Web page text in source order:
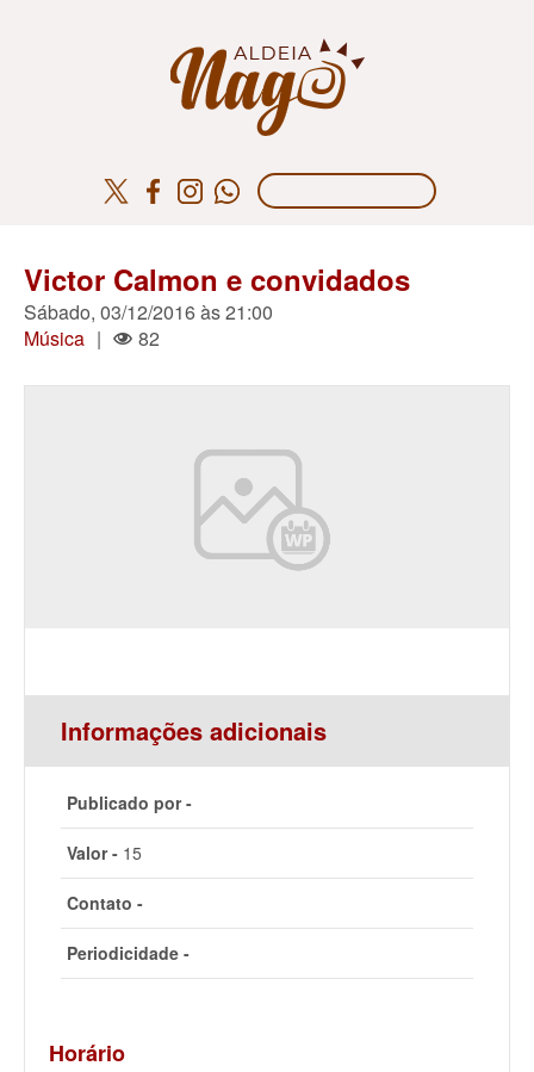
Victor Calmon e convidados
Sábado, 03/12/2016 às 21:00
Música | 82
Informações adicionais
Publicado por -
Valor - 15
Contato -
Periodicidade -
Horário